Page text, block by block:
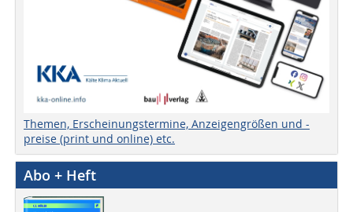
Themen, Erscheinungstermine, Anzeigengrößen und -
preise (print und online) etc.
Abo + Heft